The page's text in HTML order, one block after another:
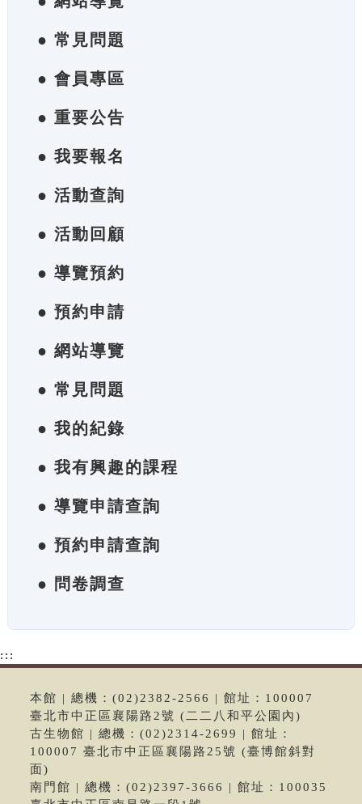
● 常見問題
● 會員專區
● 重要公告
● 我要報名
● 活動查詢
● 活動回顧
● 導覽預約
● 預約申請
● 網站導覽
● 常見問題
● 我的紀錄
● 我有興趣的課程
● 導覽申請查詢
● 預約申請查詢
● 問卷調查
:::
本館 | 總機：(02)2382-2566 | 館址：100007
臺北市中正區襄陽路2號 (二二八和平公園內)
古生物館 | 總機：(02)2314-2699 | 館址：
100007 臺北市中正區襄陽路25號 (臺博館斜對
面)
南門館 | 總機：(02)2397-3666 | 館址：100035